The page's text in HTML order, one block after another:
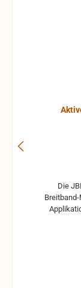
ist bei der